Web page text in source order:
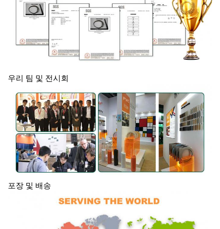
우리 팀 및 전시회
포장 및 배송